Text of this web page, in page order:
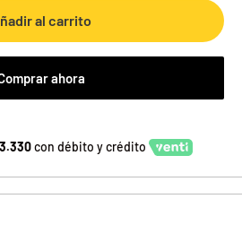
al carrito
ahora
con débito y crédito